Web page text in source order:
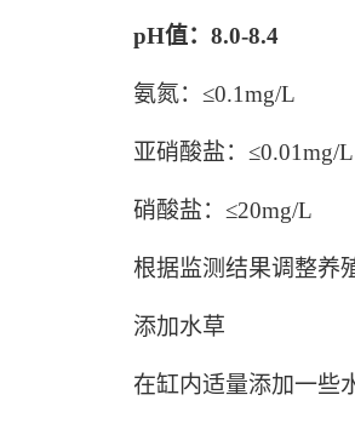
pH值：8.0-8.4
氨氮：≤0.1mg/L
亚硝酸盐：≤0.01mg/L
硝酸盐：≤20mg/L
根据监测结果调整养
添加水草
在缸内适量添加一些